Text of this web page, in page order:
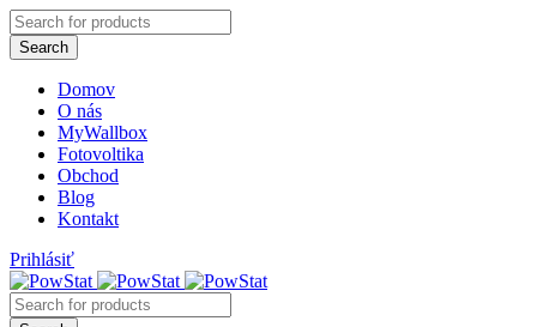
Domov
O nás
MyWallbox
Fotovoltika
Obchod
Blog
Kontakt
Prihlásiť